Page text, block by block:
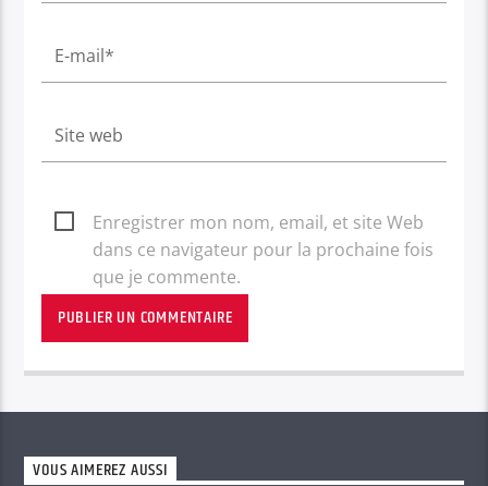
Enregistrer mon nom, email, et site Web
dans ce navigateur pour la prochaine fois
que je commente.
VOUS AIMEREZ AUSSI